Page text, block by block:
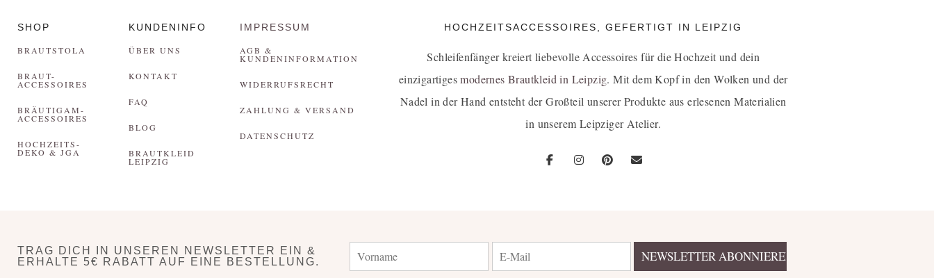
SHOP
BRAUTSTOLA
BRAUT-
ACCESSOIRES
BRÄUTIGAM-
ACCESSOIRES
HOCHZEITS-
DEKO & JGA
KUNDENINFO
ÜBER UNS
KONTAKT
FAQ
BLOG
BRAUTKLEID
LEIPZIG
IMPRESSUM
AGB &
KUNDENINFORMATION
WIDERRUFSRECHT
ZAHLUNG & VERSAND
DATENSCHUTZ
HOCHZEITSACCESSOIRES, GEFERTIGT IN LEIPZIG
Schleifenfänger kreiert liebevolle Accessoires für die Hochzeit und dein
einzigartigesmodernes Brautkleid in Leipzig. Mit dem Kopf in den Wolken und der
Nadel in der Hand entsteht der Großteil unserer Produkte aus erlesenen Materialien
in unserem Leipziger Atelier.
TRAG DICH IN UNSEREN NEWSLETTER EIN &
ERHALTE 5€ RABATT AUF EINE BESTELLUNG.